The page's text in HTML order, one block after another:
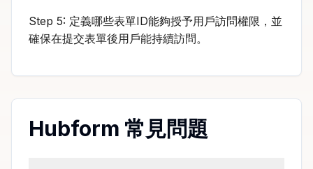
Step 5: 定義哪些表單ID能夠授予用戶訪問權限，並
確保在提交表單後用戶能持續訪問。
Hubform 常見問題